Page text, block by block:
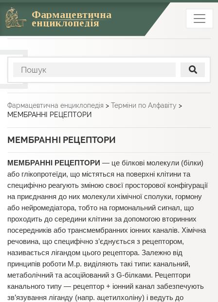
Фармацевтична
енциклопедія
Фармацевтична енциклопедія > Терміни по Алфавіту >
МЕМБРАННІ РЕЦЕПТОРИ
МЕМБРАННІ РЕЦЕПТОРИ
МЕМБРАННІ РЕЦЕПТОРИ — це білкові молекули (білки)
або глікопротеїди, що містяться на поверхні клітини та
специфічно реагують зміною своєї просторової конфігурації
на приєднання до них молекули хімічної сполуки, гормону
або нейромедіатора, тобто на гормональний сигнал, що
проходить до середини клітини за допомогою вторинних
посередників або трансмембранних іонних каналів. Хімічна
речовина, що специфічно з’єднується з рецептором,
називається лігандом цього рецептора. Залежно від
принципів роботи М.р. виділяють такі типи: канальний,
метаболічний та асоційований з G-білками. Рецептори
канального типу — рецептор + іонний канал забезпечують
зв’язування ліганду (напр. ацетилхоліну) і ведуть до